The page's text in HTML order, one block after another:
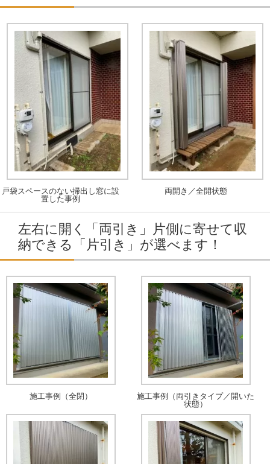
戸袋スペースのない掃出し窓に設
置した事例
両開き／全開状態
左右に開く「両引き」片側に寄せて収
納できる「片引き」が選べます！
施工事例（全閉）
施工事例（両引きタイプ／開いた
状態）